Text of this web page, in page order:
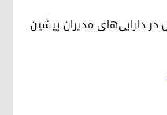
دارایی‌های مدیران پیشین